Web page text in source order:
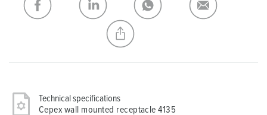
CREATE A NEW LIST
Technical specifications
Cepex wall mounted receptacle 4135